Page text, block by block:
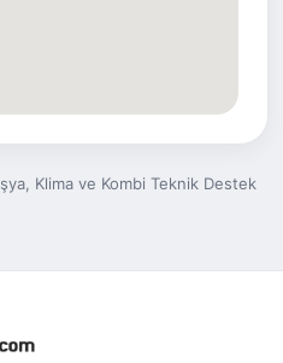
Klima ve Kombi Teknik Destek